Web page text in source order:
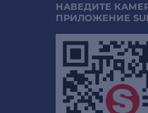
НАВЕДИТЕ
ПРИЛОЖЕНИЕ